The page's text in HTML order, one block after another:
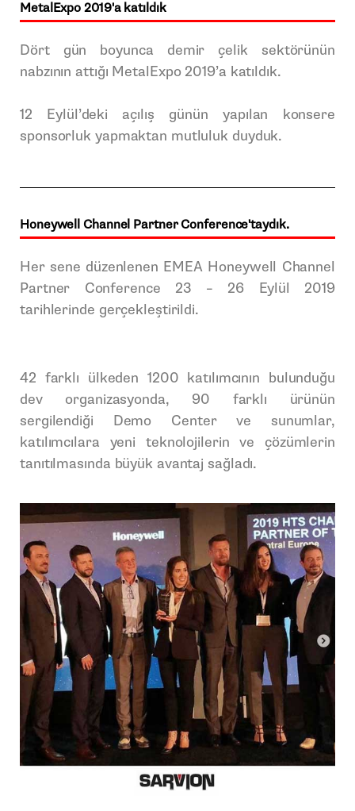
MetalExpo 2019'a katıldık
Dört gün boyunca demir çelik sektörünün
nabzının attığı MetalExpo 2019’a katıldık.
12 Eylül’deki açılış günün yapılan konsere
sponsorluk yapmaktan mutluluk duyduk.
Honeywell Channel Partner Conference'taydık.
Her sene düzenlenen EMEA Honeywell Channel
Partner Conference 23 – 26 Eylül 2019
tarihlerinde gerçekleştirildi.
42 farklı ülkeden 1200 katılımcının bulunduğu
dev organizasyonda, 90 farklı ürünün
sergilendiği Demo Center ve sunumlar,
katılımcılara yeni teknolojilerin ve çözümlerin
tanıtılmasında büyük avantaj sağladı.